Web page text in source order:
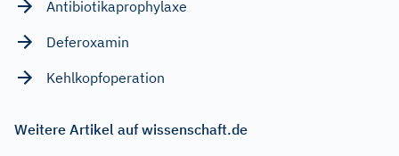
Antibiotikaprophylaxe
Deferoxamin
Kehlkopfoperation
Weitere Artikel auf wissenschaft.de